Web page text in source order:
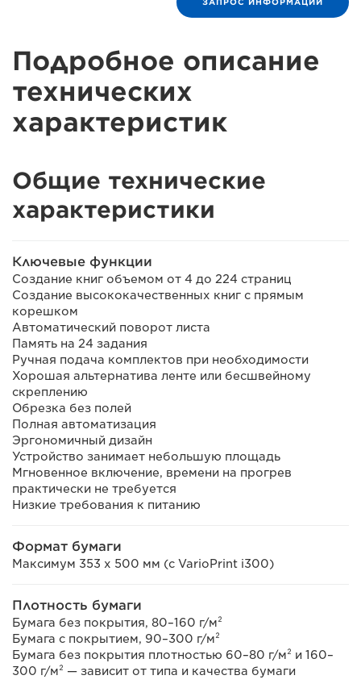
Подробное описание
технических
характеристик
Общие технические
характеристики
Ключевые функции
Создание книг объемом от 4 до 224 страниц
Создание высококачественных книг с прямым
корешком
Автоматический поворот листа
Память на 24 задания
Ручная подача комплектов при необходимости
Хорошая альтернатива ленте или бесшвейному
скреплению
Обрезка без полей
Полная автоматизация
Эргономичный дизайн
Устройство занимает небольшую площадь
Мгновенное включение, времени на прогрев
практически не требуется
Низкие требования к питанию
Формат бумаги
Максимум 353 x 500 мм (с VarioPrint i300)
Плотность бумаги
Бумага без покрытия, 80–160 г/м²
Бумага с покрытием, 90–300 г/м²
Бумага без покрытия плотностью 60–80 г/м² и 160–
300 г/м² — зависит от типа и качества бумаги